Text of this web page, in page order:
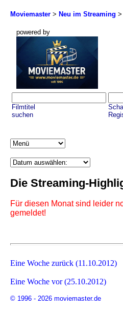
Moviemaster > Neu im Streaming >
powered by
Filmtitel
suchen
Die Streaming-
Für diesen Monat sind leider
gemeldet!
Eine Woche zurück (11.10.2012)
Eine Woche vor (25.10.2012)
© 1996 - 2026 moviemaster.de